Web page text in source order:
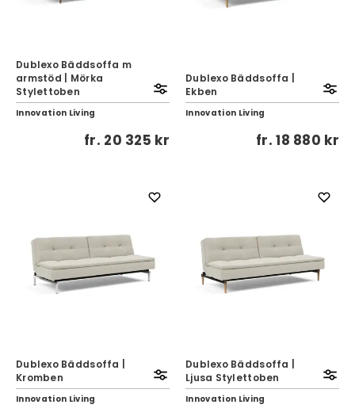
Dublexo Bäddsoffa m
armstöd | Mörka
Stylettoben
Innovation Living
fr. 20 325 kr
Dublexo Bäddsoffa |
Ekben
Innovation Living
fr.18 880 kr
Dublexo Bäddsoffa |
Kromben
Innovation Living
Dublexo Bäddsoffa |
Ljusa Stylettoben
Innovation Living